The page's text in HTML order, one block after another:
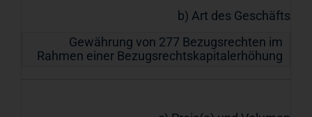
b) Art des Geschäfts
Gewährung von 277 Bezugsrechten im
Rahmen einer Bezugsrechtskapitalerhöhung